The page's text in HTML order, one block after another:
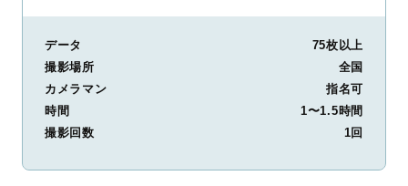
データ
75枚以上
撮影場所
全国
カメラマン
指名可
時間
1〜1.5時間
撮影回数
1回